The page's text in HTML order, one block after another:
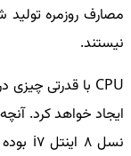
مصارف روزمره تولید
نیستند.
CPU
ایجاد خواهد کرد.
نسل 8 اینتل
i7